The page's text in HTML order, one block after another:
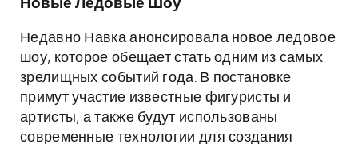
Новые Ледовые Шоу
Недавно Навка анонсировала новое ледовое
шоу, которое обещает стать одним из самых
зрелищных событий года. В постановке
примут участие известные фигуристы и
артисты, а также будут использованы
современные технологии для создания